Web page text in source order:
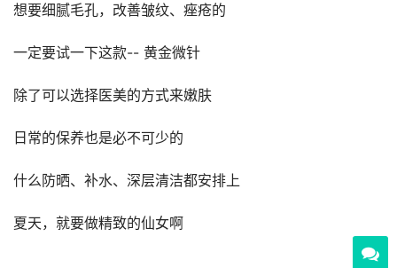
想要细腻毛孔，改善皱纹、痤疮的
一定要试一下这款-- 黄金微针
除了可以选择医美的方式来嫩肤
日常的保养也是必不可少的
什么防晒、补水、深层清洁都安排上
夏天，就要做精致的仙女啊